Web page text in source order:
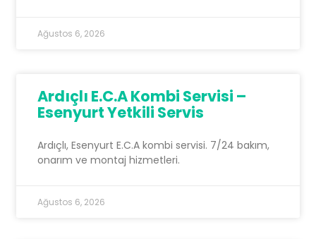
Ağustos 6, 2026
Ardıçlı E.C.A Kombi Servisi –
Esenyurt Yetkili Servis
Ardıçlı, Esenyurt E.C.A kombi servisi. 7/24 bakım,
onarım ve montaj hizmetleri.
Ağustos 6, 2026